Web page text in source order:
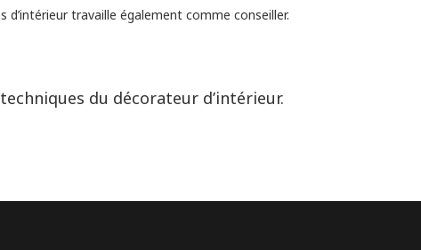
d’intérieur travaille également comme conseiller.
du décorateur d’intérieur.